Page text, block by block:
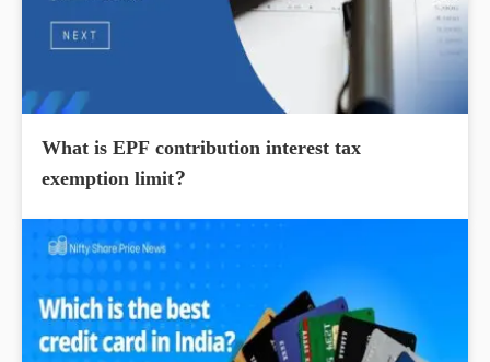
What is EPF contribution interest tax
exemption limit?